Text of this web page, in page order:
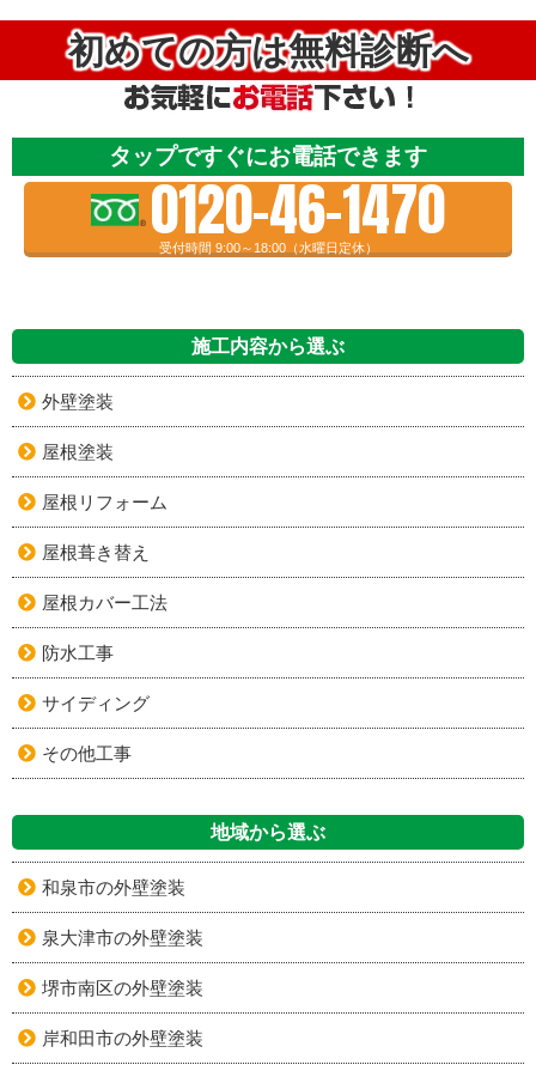
初めての方は無料診断へ
タップですぐにお電話できます
0120-46-1470
受付時間 9:00～18:00（水曜日定休）
施工内容から選ぶ
外壁塗装
屋根塗装
屋根リフォーム
屋根葺き替え
屋根カバー工法
防水工事
サイディング
その他工事
地域から選ぶ
和泉市の外壁塗装
泉大津市の外壁塗装
堺市南区の外壁塗装
岸和田市の外壁塗装